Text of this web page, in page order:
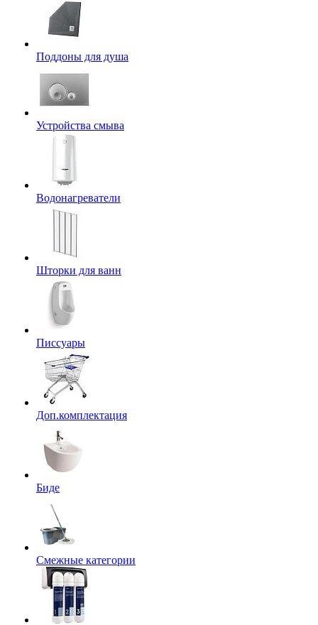
Поддоны для душа
Устройства смыва
Водонагреватели
Шторки для ванн
Писсуары
Доп.комплектация
Биде
Смежные категории